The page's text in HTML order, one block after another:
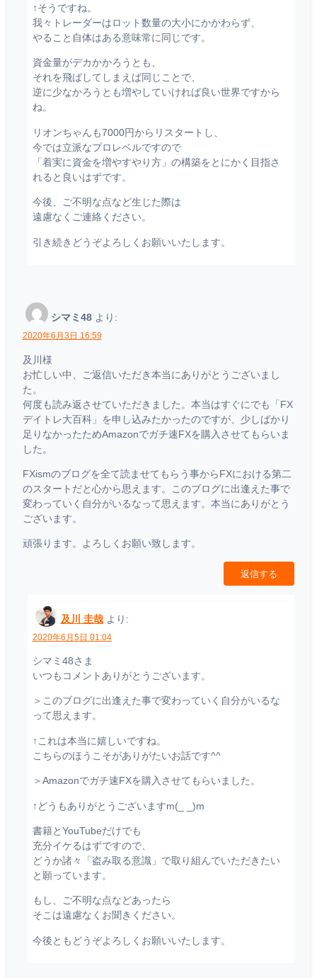
↑そうですね。
我々トレーダーはロット数量の大小にかかわらず、
やること自体はある意味常に同じです。
資金量がデカかかろうとも、
それを飛ばしてしまえば同じことで、
逆に少なかろうとも増やしていければ良い世界ですから
ね。
リオンちゃんも7000円からリスタートし、
今では立派なプロレベルですので
「着実に資金を増やすやり方」の構築をとにかく目指さ
れると良いはずです。
今後、ご不明な点など生じた際は
遠慮なくご連絡ください。
引き続きどうぞよろしくお願いいたします。
シマミ48 より:
2020年6月3日 16:59
及川様
お忙しい中、ご返信いただき本当にありがとうございまし
た。
何度も読み返させていただきました。本当はすぐにでも「FX
デイトレ大百科」を申し込みたかったのですが、少しばかり
足りなかったためAmazonでガチ速FXを購入させてもらいま
した。
FXismのブログを全て読ませてもらう事からFXにおける第二
のスタートだと心から思えます。このブログに出逢えた事で
変わっていく自分がいるなって思えます。本当にありがとう
ございます。
頑張ります。よろしくお願い致します。
返信する
及川 圭哉 より:
2020年6月5日 01:04
シマミ48さま
いつもコメントありがとうございます。
＞このブログに出逢えた事で変わっていく自分がいるな
って思えます。
↑これは本当に嬉しいですね。
こちらのほうこそがありがたいお話です^^
＞Amazonでガチ速FXを購入させてもらいました。
↑どうもありがとうございますm(_ _)m
書籍とYouTubeだけでも
充分イケるはずですので、
どうか諸々「盗み取る意識」で取り組んでいただきたい
と願っています。
もし、ご不明な点などあったら
そこは遠慮なくお聞きください。
今後ともどうぞよろしくお願いいたします。